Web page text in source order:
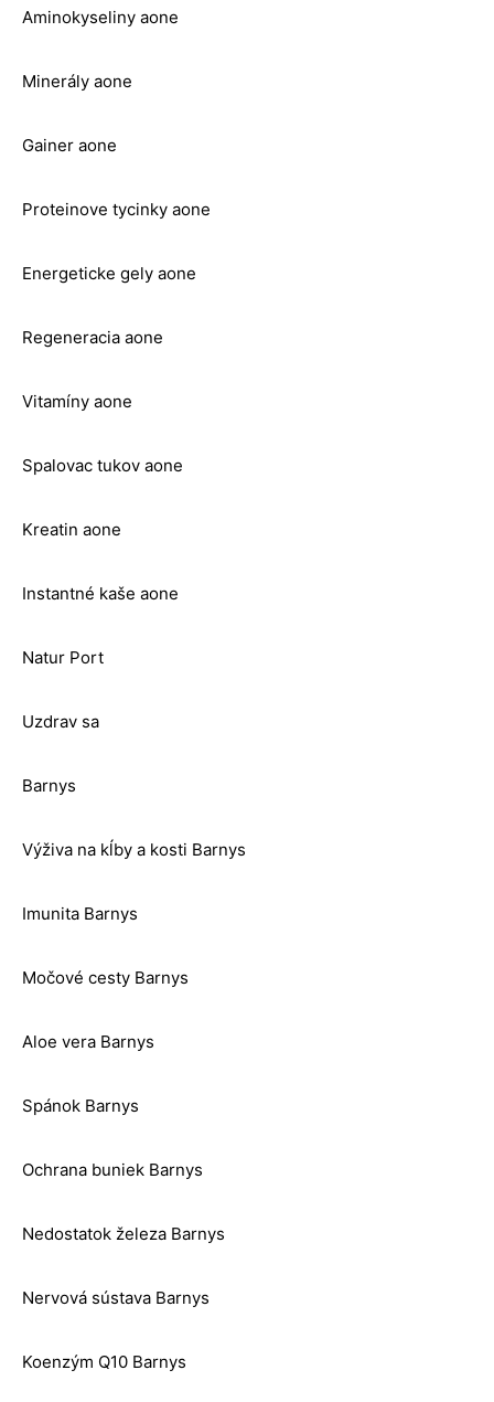
Aminokyseliny aone
Minerály aone
Gainer aone
Proteinove tycinky aone
Energeticke gely aone
Regeneracia aone
Vitamíny aone
Spalovac tukov aone
Kreatin aone
Instantné kaše aone
Natur Port
Uzdrav sa
Barnys
Výživa na kĺby a kosti Barnys
Imunita Barnys
Močové cesty Barnys
Aloe vera Barnys
Spánok Barnys
Ochrana buniek Barnys
Nedostatok železa Barnys
Nervová sústava Barnys
Koenzým Q10 Barnys